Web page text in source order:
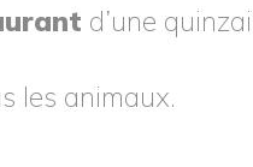
d’une
les animaux.